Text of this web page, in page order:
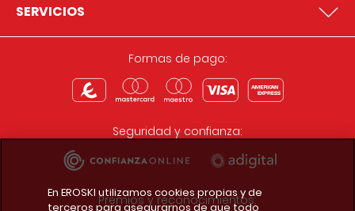
SERVICIOS
Formas de pago:
Seguridad y confianza:
Premios y reconocimientos:
En EROSKI utilizamos cookies propias y de
terceros para asegurarnos de que todo